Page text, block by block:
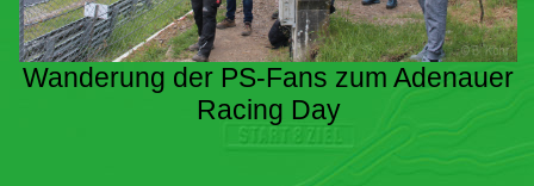
Wanderung der PS-Fans zum Adenauer
Racing Day